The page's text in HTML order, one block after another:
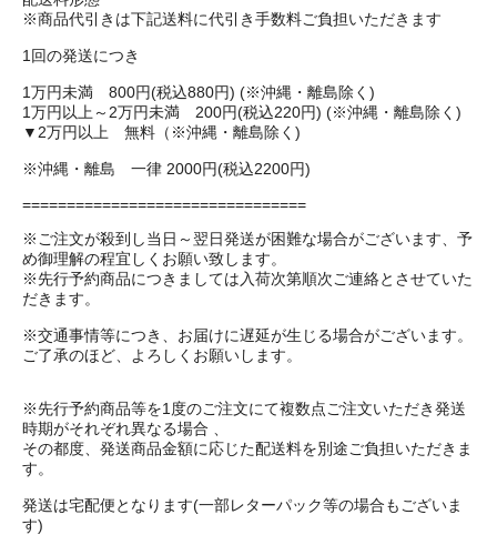
※商品代引きは下記送料に代引き手数料ご負担いただきます
1回の発送につき
1万円未満 800円(税込880円) (※沖縄・離島除く)
1万円以上～2万円未満 200円(税込220円) (※沖縄・離島除く)
▼2万円以上 無料（※沖縄・離島除く)
※沖縄・離島 一律 2000円(税込2200円)
================================
※ご注文が殺到し当日～翌日発送が困難な場合がございます、予
め御理解の程宜しくお願い致します。
※先行予約商品につきましては入荷次第順次ご連絡とさせていた
だきます。
※交通事情等につき、お届けに遅延が生じる場合がございます。
ご了承のほど、よろしくお願いします。
※先行予約商品等を1度のご注文にて複数点ご注文いただき発送
時期がそれぞれ異なる場合 、
その都度、発送商品金額に応じた配送料を別途ご負担いただきま
す。
発送は宅配便となります(一部レターパック等の場合もございま
す)